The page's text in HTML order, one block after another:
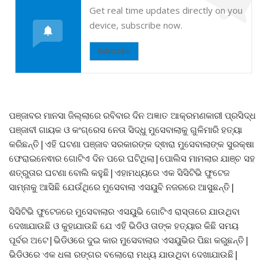
Get real time updates directly on you
device, subscribe now.
Subscribe
ପଞ୍ଜାବର ମାନସା ଜିଲ୍ଲାରେ ରବିବାର ଦିନ ଅଜ୍ଞାତ ଆକ୍ରମଣକାରୀ ପ୍ରସିଦ୍ଧ
ପଞ୍ଜାବୀ ଗାୟକ ଓ କଂଗ୍ରେସ ନେତା ସିଦ୍ଧୁ ମୁସେବାଲାକୁ ଗୁଳିମାରି ହତ୍ୟା
କରିଛନ୍ତି|ଏହି ଘଟଣା ପଞ୍ଜାବ ସରକାରଙ୍କ ଦ୍ଵାରା ମୁସେବାଲାଙ୍କ ସୁରକ୍ଷା
ଫେରାଇନେଵାର ଗୋଟିଏ ଦିନ ପରେ ଘଟିଥିଲା|ପୋଲିସ ମାମଲାର ଯାଞ୍ଚ ସହ
ଶତ୍ରୁତାର ଘଟଣା ବୋଲି କହୁଛି|ଏହାମଧ୍ୟରେ ଏକ ସିସିଟିଭି ଫୁଟେଜ
ସାମ୍ନାକୁ ଆସିଛି ଯେଉଁଥିରେ ମୁସେବାଲା ଏସୟୁବି ନଜରରେ ଆସୁଛନ୍ତି|
ସିସିଟିଭି ଫୁଟେଜରେ ମୁସେବାଲାର ଏସୟୁଭି ଗୋଟିଏ ରାସ୍ତାରେ ଯାଉଥିବା
ଦେଖାଯାଉଛି ଓ କୁହାଯାଉଛି ଯେ ଏହି ଭିଡିଓ ତାଙ୍କ ହତ୍ୟାର କିଛି ସମୟ
ପୂର୍ବର ଅଟେ|ଭିଡିଓରେ ଦୁଇ କାର ମୁସେବାଲାର ଏସୟୁଭିର ପିଛା କରୁଛନ୍ତି|
ଭିଡିଓରେ ଏକ ଧଳା ରଙ୍ଗର ବଲୋରୋ ମଧ୍ୟ ଯାଉଥିବା ଦେଖାଯାଉଛି|